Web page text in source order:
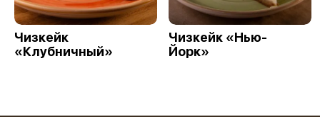
Чизкейк
«Клубничный»
Чизкейк «Нью-
Йорк»